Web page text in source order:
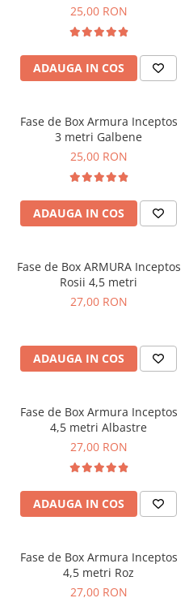
25,00 RON
ADAUGA IN COS
Fase de Box Armura Inceptos
3 metri Galbene
25,00 RON
ADAUGA IN COS
Fase de Box ARMURA Inceptos
Rosii 4,5 metri
27,00 RON
ADAUGA IN COS
Fase de Box Armura Inceptos
4,5 metri Albastre
27,00 RON
ADAUGA IN COS
Fase de Box Armura Inceptos
4,5 metri Roz
27,00 RON